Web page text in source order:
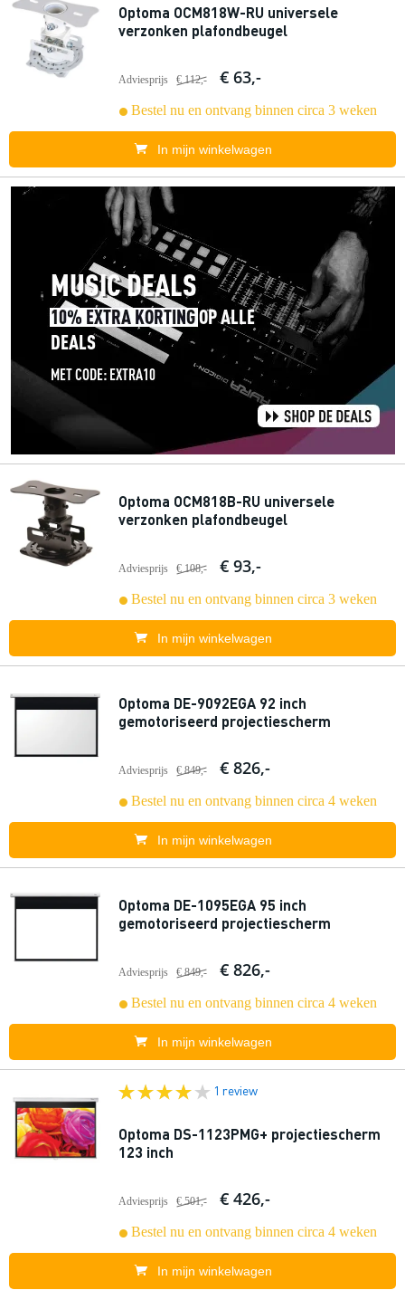
Optoma OCM818W-RU universele
verzonken plafondbeugel
Adviesprijs € 112,- € 63,-
Bestel nu en ontvang binnen circa 3 weken
In mijn winkelwagen
Optoma OCM818B-RU universele
verzonken plafondbeugel
Adviesprijs € 108,- € 93,-
Bestel nu en ontvang binnen circa 3 weken
In mijn winkelwagen
Optoma DE-9092EGA 92 inch
gemotoriseerd projectiescherm
Adviesprijs € 849,- € 826,-
Bestel nu en ontvang binnen circa 4 weken
In mijn winkelwagen
Optoma DE-1095EGA 95 inch
gemotoriseerd projectiescherm
Adviesprijs € 849,- € 826,-
Bestel nu en ontvang binnen circa 4 weken
In mijn winkelwagen
1 review
Optoma DS-1123PMG+ projectiescherm
123 inch
Adviesprijs € 501,- € 426,-
Bestel nu en ontvang binnen circa 4 weken
In mijn winkelwagen